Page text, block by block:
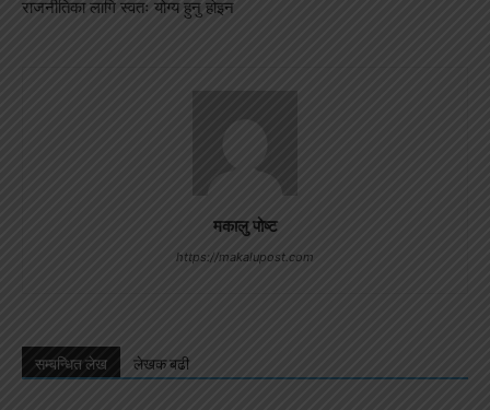
राजनीतिका लागि स्वतः योग्य हुनु होइन
मकालु पोष्ट
https://makalupost.com
सम्बन्धित लेख लेखक बढी